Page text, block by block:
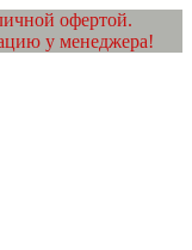
офертой.
у менеджера!